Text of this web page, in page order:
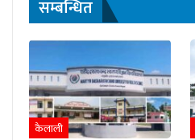
सम्बन्धित
कैलाली